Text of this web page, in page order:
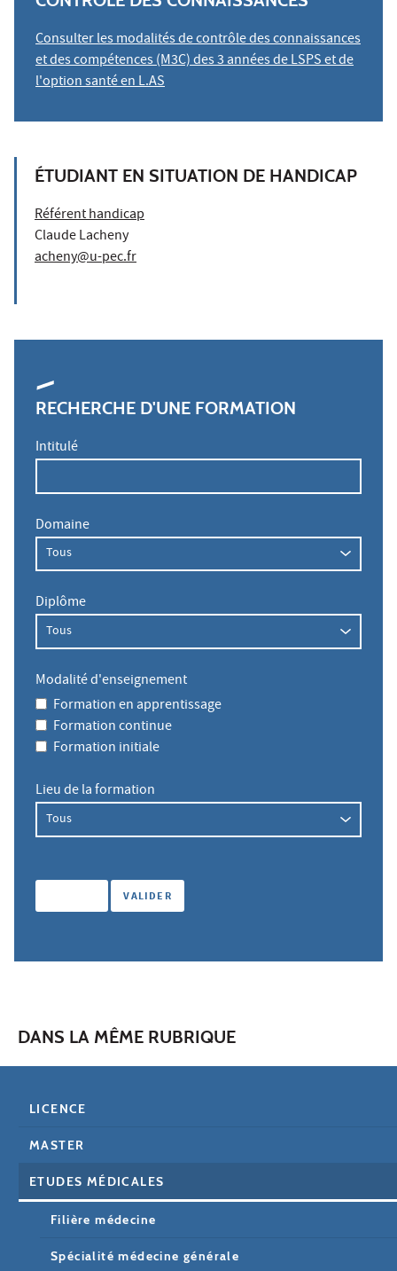
Consulter les modalités de contrôle des connaissances
et des compétences (M3C) des 3 années de LSPS et de
l'option santé en L.AS
ÉTUDIANT EN SITUATION DE HANDICAP
Référent handicap
Claude Lacheny
acheny@u-pec.fr
RECHERCHE D'UNE FORMATION
Intitulé
Domaine
Diplôme
Modalité d'enseignement
Formation en apprentissage
Formation continue
Formation initiale
Lieu de la formation
DANS LA MÊME RUBRIQUE
LICENCE
MASTER
ETUDES MÉDICALES
Filière médecine
Spécialité médecine générale